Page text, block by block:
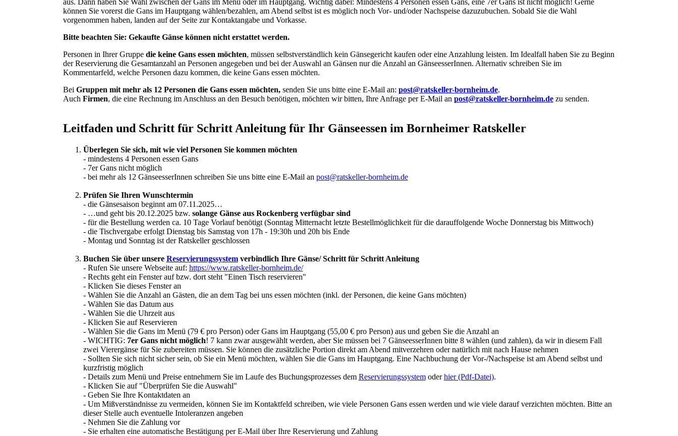
aus. Dann haben Sie Wahl zwischen der Gans im Menü oder im Hauptgang. Wichtig dabei: Mindestens 4 Personen essen Gans, eine 7er Gans ist nicht möglich! Gerne
können Sie vorerst die Gans im Hauptgang wählen/bezahlen, am Abend selbst ist es möglich noch Vor- und/oder Nachspeise dazuzubuchen. Sobald Sie die Wahl
vorgenommen haben, landen auf der Seite zur Kontaktangabe und Vorkasse.
Bitte beachten Sie: Gekaufte Gänse können nicht erstattet werden.
Personen in Ihrer Gruppedie keine Gans essen möchten, müssen selbstverständlich kein Gänsegericht kaufen oder eine Anzahlung leisten. Im Idealfall haben Sie zu Beginn
der Reservierung die Gesamtanzahl an Personen angegeben und bei der Auswahl an Gänsen nur die Anzahl an GänseesserInnen. Alternativ schreiben Sie im
Kommentarfeld, welche Personen dazu kommen, die keine Gans essen möchten.
Bei Gruppen mit mehr als 12 Personen die Gans essen möchten,senden Sie uns bitte eine E-Mail an: post@ratskeller-bornheim.de.
Auch Firmen, die eine Rechnung im Anschluss an den Besuch benötigen, möchten wir bitten, Ihre Anfrage per E-Mail an post@ratskeller-bornheim.dezu senden.
Leitfaden und Schritt für Schritt Anleitung für Ihr Gänseessen im Bornheimer Ratskeller
Überlegen Sie sich, mit wie viel Personen Sie kommen möchten
- mindestens 4 Personen essen Gans
- 7er Gans nicht möglich
- bei mehr als 12 GänseesserInnen schreiben Sie uns bitte eine E-Mail an post@ratskeller-bornheim.de
Prüfen Sie Ihren Wunschtermin
- die Gänsesaison beginnt am 07.11.2025…
- …und geht bis 20.12.2025 bzw. solange Gänse aus Rockenberg verfügbar sind
- für die Bestellung werden ca. 10 Tage Vorlauf benötigt (Sonntag Mitternacht letzte Bestellmöglichkeit für die darauffolgende Woche Donnerstag bis Mittwoch)
- die Tischvergabe erfolgt Dienstag bis Samstag von 17h - 19:30h und 20h bis Ende
- Montag und Sonntag ist der Ratskeller geschlossen
Buchen Sie über unsere Reservierungssystemverbindlich Ihre Gänse/ Schritt für Schritt Anleitung
- Rufen Sie unsere Webseite auf: https://www.ratskeller-bornheim.de/
- Rechts geht ein Fenster auf bzw. dort steht "Einen Tisch reservieren"
- Klicken Sie dieses Fenster an
- Wählen Sie die Anzahl an Gästen, die an dem Tag bei uns essen möchten (inkl. der Personen, die keine Gans möchten)
- Wählen Sie das Datum aus
- Wählen Sie die Uhrzeit aus
- Klicken Sie auf Reservieren
- Wählen Sie die Gans im Menü (79 € pro Person) oder Gans im Hauptgang (55,00 € pro Person) aus und geben Sie die Anzahl an
- WICHTIG: 7er Gans nicht möglich! 7 kann zwar ausgewählt werden, aber Sie müssen bei 7 GänseesserInnen bitte 8 wählen (und zahlen), da wir in diesem Fall
zwei Vierergänse für Sie zubereiten müssen. Sie können die zusätzliche Portion direkt am Abend mitverzehren oder natürlich mit nach Hause nehmen
- Sollten Sie sich nicht sicher sein, ob Sie ein Menü möchten, wählen Sie die Gans im Hauptgang. Eine Nachbuchung der Vor-/Nachspeise ist am Abend selbst und
kurzfristig möglich
- Details zum Menü und Preise entnehmern Sie im Laufe des Buchungsprozesses dem Reservierungssystemoderhier (Pdf-Datei).
- Klicken Sie auf "Überprüfen Sie die Auswahl"
- Geben Sie Ihre Kontaktdaten an
- Um Mißverständnisse zu vermeiden, können Sie im Kontaktfeld schreiben, wie viele Personen Gans essen werden und wie viele darauf verzichten möchten. Bitte an
dieser Stelle auch eventuelle Intoleranzen angeben
- Nehmen Sie die Zahlung vor
- Sie erhalten eine automatische Bestätigung per E-Mail über Ihre Reservierung und Zahlung